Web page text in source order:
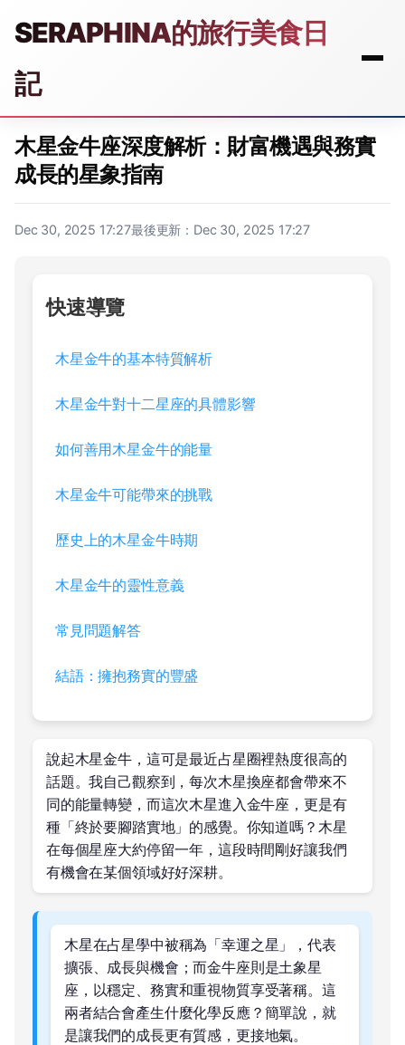
SERAPHINA的旅行美食日
記
木星金牛座深度解析：財富機遇與務實
成長的星象指南
Dec 30, 2025 17:27最後更新：Dec 30, 2025 17:27
快速導覽
木星金牛的基本特質解析
木星金牛對十二星座的具體影響
如何善用木星金牛的能量
木星金牛可能帶來的挑戰
歷史上的木星金牛時期
木星金牛的靈性意義
常見問題解答
結語：擁抱務實的豐盛
說起木星金牛，這可是最近占星圈裡熱度很高的
話題。我自己觀察到，每次木星換座都會帶來不
同的能量轉變，而這次木星進入金牛座，更是有
種「終於要腳踏實地」的感覺。你知道嗎？木星
在每個星座大約停留一年，這段時間剛好讓我們
有機會在某個領域好好深耕。
木星在占星學中被稱為「幸運之星」，代表
擴張、成長與機會；而金牛座則是土象星
座，以穩定、務實和重視物質享受著稱。這
兩者結合會產生什麼化學反應？簡單說，就
是讓我們的成長更有質感，更接地氣。